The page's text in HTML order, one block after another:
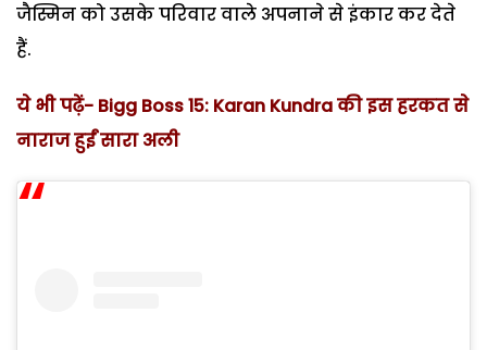
जैस्मिन को उसके परिवार वाले अपनाने से इंकार कर देते
हैं.
ये भी पढ़ें- Bigg Boss 15: Karan Kundra की इस हरकत से
नाराज हुईं सारा अली